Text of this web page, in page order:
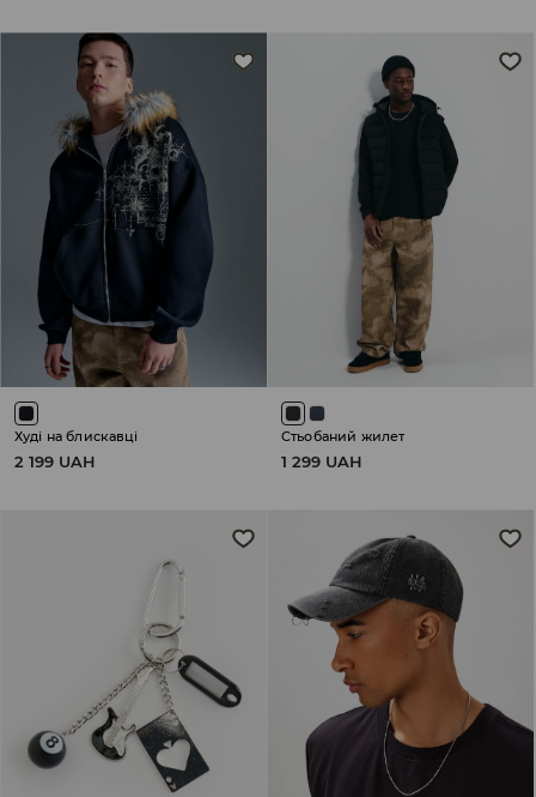
Худі на блискавці
2 199 UAH
Стьобаний жилет
1 299 UAH